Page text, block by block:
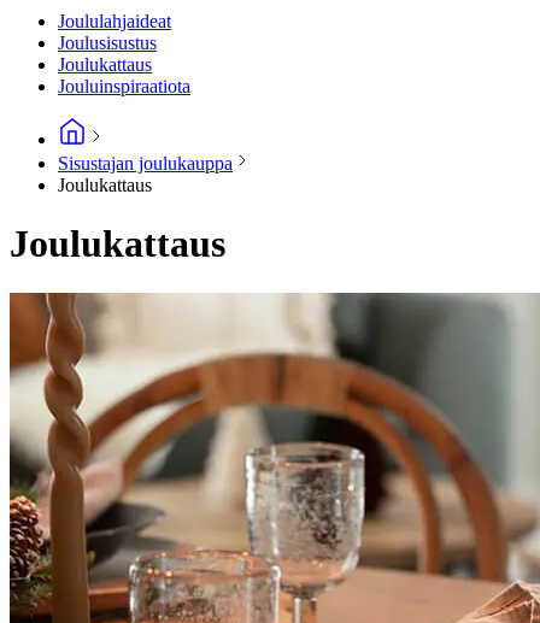
Joululahjaideat
Joulusisustus
Joulukattaus
Jouluinspiraatiota
Sisustajan joulukauppa
Joulukattaus
Joulukattaus